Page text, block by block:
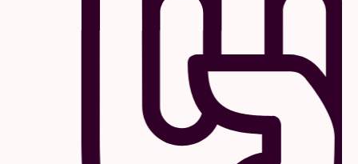
qui, souvent, ne se traverse qu’à pied.
Choreografie / Chorégraphie / Choreography
Anne Teresa De Keersmaeker
Gecreëerd met en gedanst door / Créé avec et dansé